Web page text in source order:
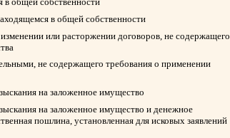
в общей собственности
или расторжении договоров, не содержащего
не содержащего требования о применении
на заложенное имущество
на заложенное имущество и денежное
пошлина, установленная для исковых заявлений